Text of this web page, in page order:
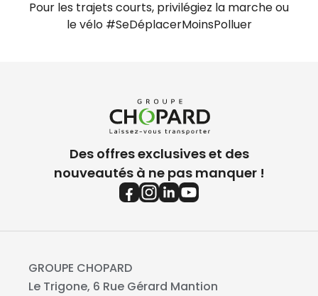
Pour les trajets courts, privilégiez la marche ou
le vélo #SeDéplacerMoinsPolluer
Des offres exclusives et des
nouveautés à ne pas manquer !
GROUPE CHOPARD
Le Trigone, 6 Rue Gérard Mantion